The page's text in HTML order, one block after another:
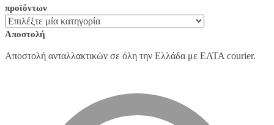
προϊόντων
Αποστολή
Αποστολή ανταλλακτικών σε όλη την Ελλάδα με ΕΛΤΑ courier.